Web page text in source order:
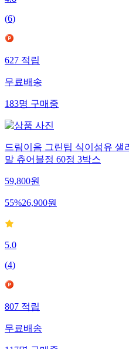
(6)
627 적립
무료배송
183명 구매중
드림이음 그린팁 식이섬유 샐
말 츄어블정 60정 3박스
59,800원
55%26,900원
5.0
(4)
807 적립
무료배송